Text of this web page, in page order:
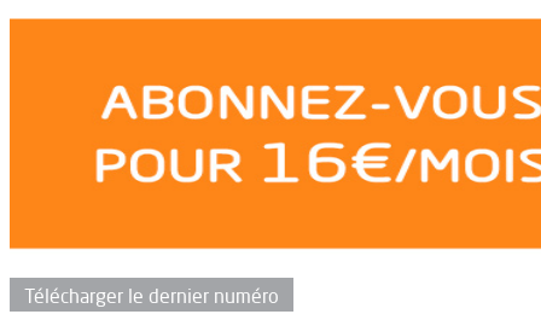
Télécharger le dernier numéro